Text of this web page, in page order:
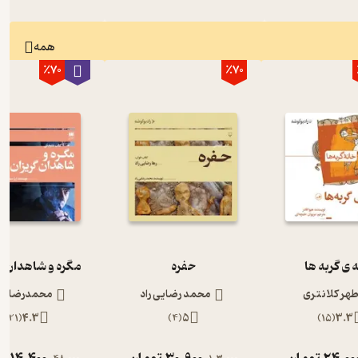
همه
ی گربه ها
کلانتری
3.3
(
15
)
٪70
حفره
محمد رضایی راد
5
(
4
)
٪70
مگره و شاهدان
محمدرضا
4.3
(
21